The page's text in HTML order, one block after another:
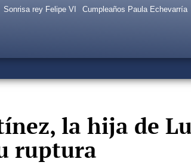
Sonrisa rey Felipe VI Cumpleaños Paula Echevarría
la hija de
ruptura